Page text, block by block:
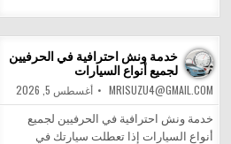
خدمة ونش احترافية في الحرفيين
لجميع أنواع السيارات
MRISUZU4@GMAIL.COM أغسطس 5, 2026
خدمة ونش احترافية في الحرفيين لجميع
أنواع السيارات إذا تعطلت سيارتك في